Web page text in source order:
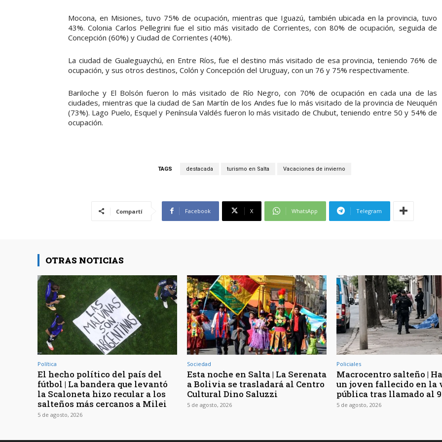
Mocona, en Misiones, tuvo 75% de ocupación, mientras que Iguazú, también ubicada en la provincia, tuvo
43%. Colonia Carlos Pellegrini fue el sitio más visitado de Corrientes, con 80% de ocupación, seguida de
Concepción (60%) y Ciudad de Corrientes (40%).
La ciudad de Gualeguaychú, en Entre Ríos, fue el destino más visitado de esa provincia, teniendo 76% de
ocupación, y sus otros destinos, Colón y Concepción del Uruguay, con un 76 y 75% respectivamente.
Bariloche y El Bolsón fueron lo más visitado de Río Negro, con 70% de ocupación en cada una de las
ciudades, mientras que la ciudad de San Martín de los Andes fue lo más visitado de la provincia de Neuquén
(73%). Lago Puelo, Esquel y Península Valdés fueron lo más visitado de Chubut, teniendo entre 50 y 54% de
ocupación.
TAGS destacada turismo en Salta Vacaciones de invierno
Compartí Facebook X WhatsApp Telegram
OTRAS NOTICIAS
Política
El hecho político del país del
fútbol | La bandera que levantó
la Scaloneta hizo recular a los
salteños más cercanos a Milei
5 de agosto, 2026
Sociedad
Esta noche en Salta | La Serenata
a Bolivia se trasladará al Centro
Cultural Dino Saluzzi
5 de agosto, 2026
Policiales
Macrocentro salteño |
un joven fallecido en la
pública tras llamado al
5 de agosto, 2026